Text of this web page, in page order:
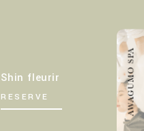
Shin fleurir
RESERVE